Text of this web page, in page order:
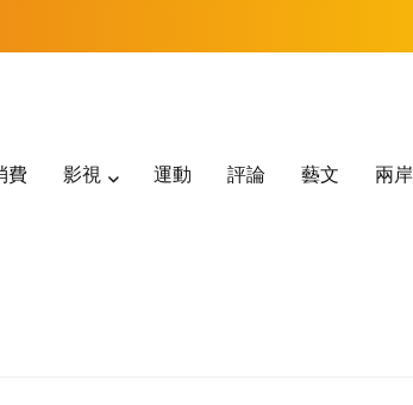
費 影視 運動 評論 藝文 兩岸